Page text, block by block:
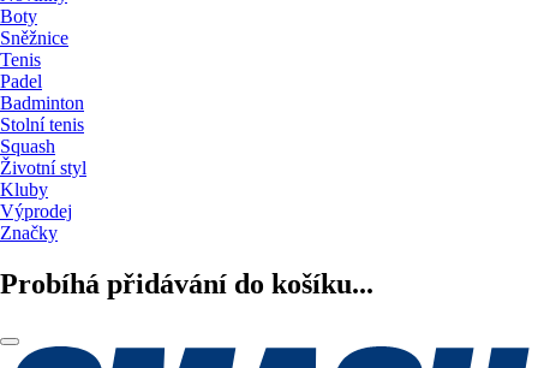
Boty
Sněžnice
Tenis
Padel
Badminton
Stolní tenis
Squash
Životní styl
Kluby
Výprodej
Značky
Probíhá přidávání do košíku...